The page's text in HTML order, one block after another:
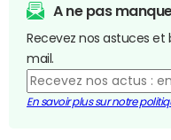
A ne pas
Recevez nos astuces
mail.
En savoir plus sur notre